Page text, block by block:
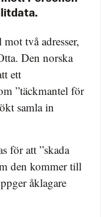
två adresser,
Den norska
ett
”täckmantel för
samla in
för att ”skada
den kommer till
åklagare